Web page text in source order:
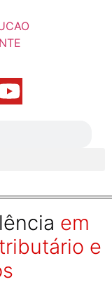
em
e